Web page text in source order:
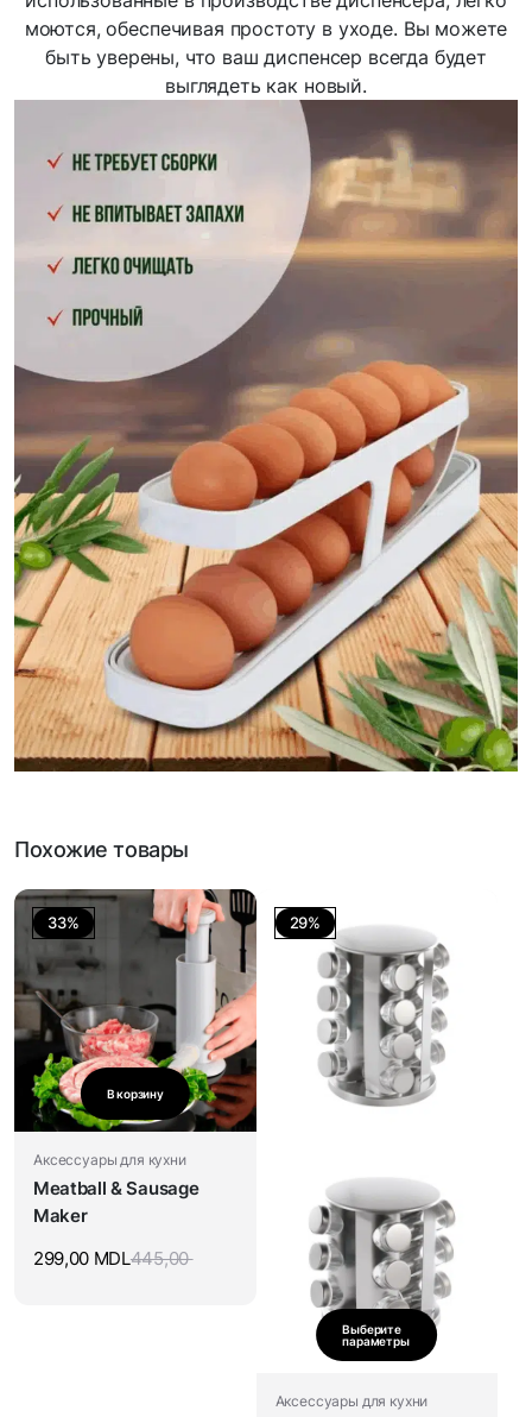
моются, обеспечивая простоту в уходе. Вы можете
быть уверены, что ваш диспенсер всегда будет
выглядеть как новый.
Похожие товары
33%
В корзину
Аксессуары для кухни
Meatball & Sausage
Maker
445,00
299,00 MDL
29%
Выберите
параметры
Аксессуары для кухни